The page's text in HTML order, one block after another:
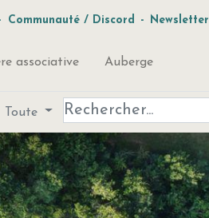
Communauté / Discord - Newsletter
associative Auberge
Toute